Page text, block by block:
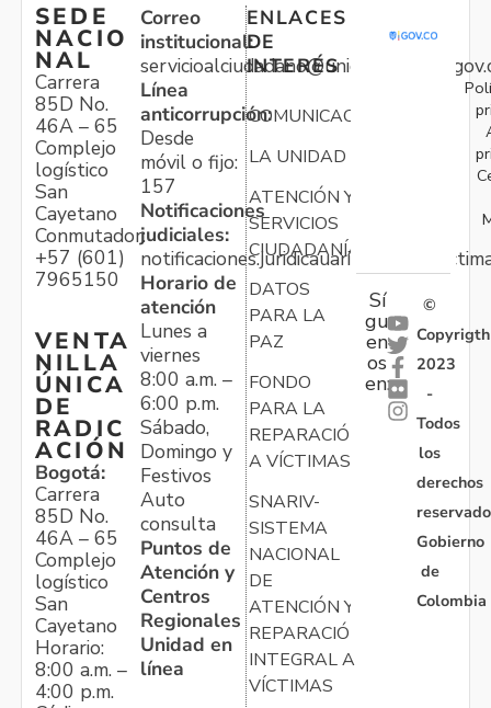
SEDE
NACIO
NAL
Carrera
85D No.
46A – 65
Complejo
logístico
San
Cayetano
Conmutador:
+57 (601)
7965150
VENTA
NILLA
ÚNICA
DE
RADIC
ACIÓN
Bogotá:
Carrera
85D No.
46A – 65
Complejo
logístico
San
Cayetano
Horario:
8:00 a.m. –
4:00 p.m.
Correo
institucional:
Línea
anticorrupción:
Desde
móvil o fijo:
157
Notificaciones
judiciales:
Horario de
atención
Lunes a
viernes
8:00 a.m. –
6:00 p.m.
Sábado,
Domingo y
Festivos
Auto
consulta
Puntos de
Atención y
Centros
Regionales
Unidad en
línea
ENLACES
DE
INTERÉS
COMUNICACIONES
LA UNIDAD
ATENCIÓN Y
SERVICIOS
CIUDADANÍA
DATOS
PARA LA
PAZ
FONDO
PARA LA
REPARACIÓN
A VÍCTIMAS
SNARIV-
SISTEMA
NACIONAL
DE
ATENCIÓN Y
REPARACIÓN
INTEGRAL A
VÍCTIMAS
Sí
gu
en
os
en:
©
Copyrigth
2023
-
Todos
los
derechos
Gobierno
de
Colombia